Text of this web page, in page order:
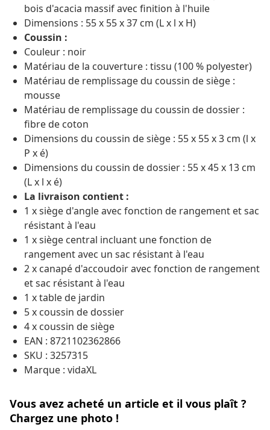
bois d'acacia massif avec finition à l'huile
Dimensions : 55 x 55 x 37 cm (L x l x H)
Coussin :
Couleur : noir
Matériau de la couverture : tissu (100 % polyester)
Matériau de remplissage du coussin de siège :
mousse
Matériau de remplissage du coussin de dossier :
fibre de coton
Dimensions du coussin de siège : 55 x 55 x 3 cm (l x
P x é)
Dimensions du coussin de dossier : 55 x 45 x 13 cm
(L x l x é)
La livraison contient :
1 x siège d'angle avec fonction de rangement et sac
résistant à l'eau
1 x siège central incluant une fonction de
rangement avec un sac résistant à l'eau
2 x canapé d'accoudoir avec fonction de rangement
et sac résistant à l'eau
1 x table de jardin
5 x coussin de dossier
4 x coussin de siège
EAN : 8721102362866
SKU : 3257315
Marque : vidaXL
Vous avez acheté un article et il vous plaît ?
Chargez une photo !